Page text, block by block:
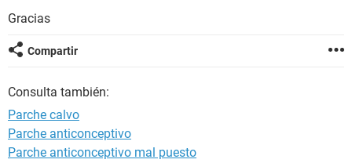
Gracias
Compartir
Consulta también:
Parche calvo
Parche anticonceptivo
Parche anticonceptivo mal puesto